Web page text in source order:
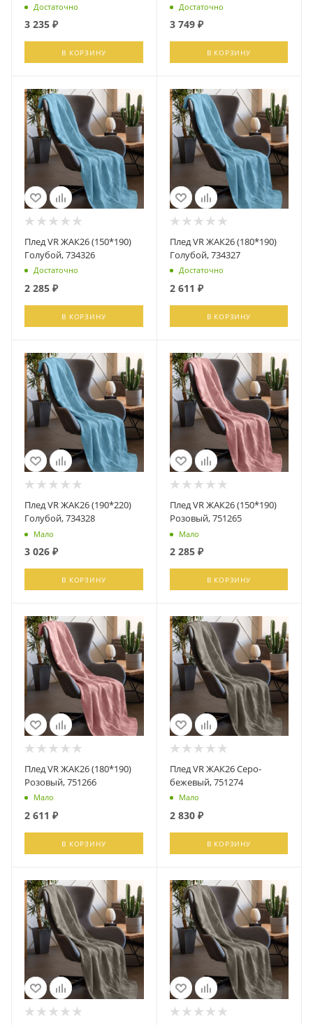
Достаточно
3 235 ₽
В КОРЗИНУ
Достаточно
3 749₽
В КОРЗИНУ
Плед VR ЖАК26 (150*190)
Голубой, 734326
Достаточно
2 285 ₽
В КОРЗИНУ
Плед VR ЖАК26 (180*190)
Голубой, 734327
Достаточно
2 611 ₽
В КОРЗИНУ
Плед VR ЖАК26 (190*220)
Голубой, 734328
Мало
3 026 ₽
В КОРЗИНУ
Плед VR ЖАК26 (150*190)
Розовый, 751265
Мало
2 285₽
В КОРЗИНУ
Плед VR ЖАК26 (180*190)
Розовый, 751266
Мало
2 611 ₽
В КОРЗИНУ
Плед VR ЖАК26 Серо-
бежевый, 751274
Мало
2 830₽
В КОРЗИНУ